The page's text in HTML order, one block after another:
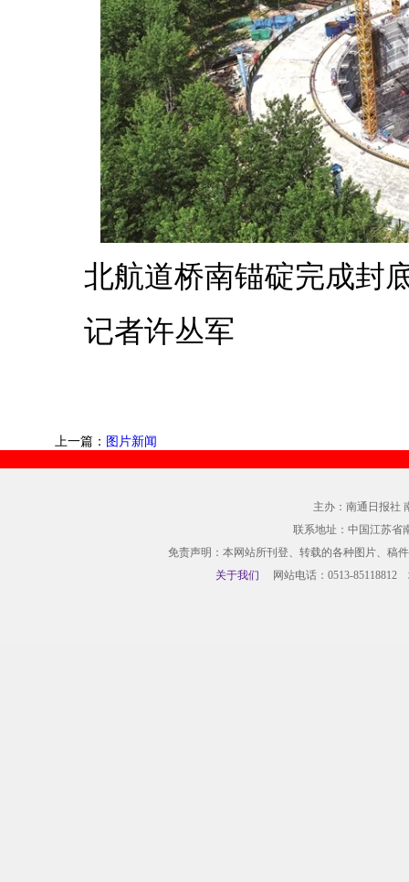
北航道桥南锚碇完成封
记者许丛军
上一篇： 图片新闻
主办：南通日报社
联系地址：中国江苏省
免责声明：本网站所刊登、转载的各种图片、稿
关于我们 网站电话：0513-85118812